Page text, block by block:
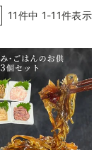
11件中 1-11件表示